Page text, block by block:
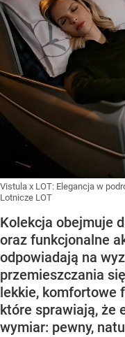
Vistula x LOT: Elegancja w
Lotnicze LOT
Kolekcja obejmuje
oraz funkcjonalne
odpowiadają na
przemieszczania
lekkie, komfortowe
które sprawiają, że
wymiar: pewny,